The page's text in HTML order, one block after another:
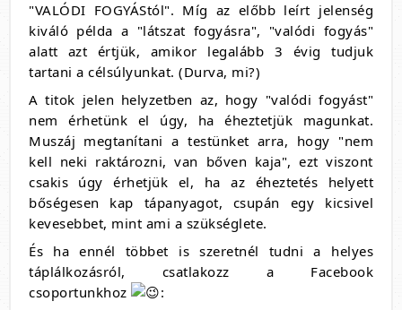
"VALÓDI FOGYÁStól". Míg az előbb leírt jelenség
kiváló példa a "látszat fogyásra", "valódi fogyás"
alatt azt értjük, amikor legalább 3 évig tudjuk
tartani a célsúlyunkat. (Durva, mi?)
A titok jelen helyzetben az, hogy "valódi fogyást"
nem érhetünk el úgy, ha éheztetjük magunkat.
Muszáj megtanítani a testünket arra, hogy "nem
kell neki raktározni, van bőven kaja", ezt viszont
csakis úgy érhetjük el, ha az éheztetés helyett
bőségesen kap tápanyagot, csupán egy kicsivel
kevesebbet, mint ami a szükséglete.
És ha ennél többet is szeretnél tudni a helyes
táplálkozásról, csatlakozz a Facebook
csoportunkhoz
: